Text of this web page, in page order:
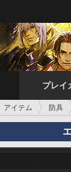
プレイ
アイテム 防具